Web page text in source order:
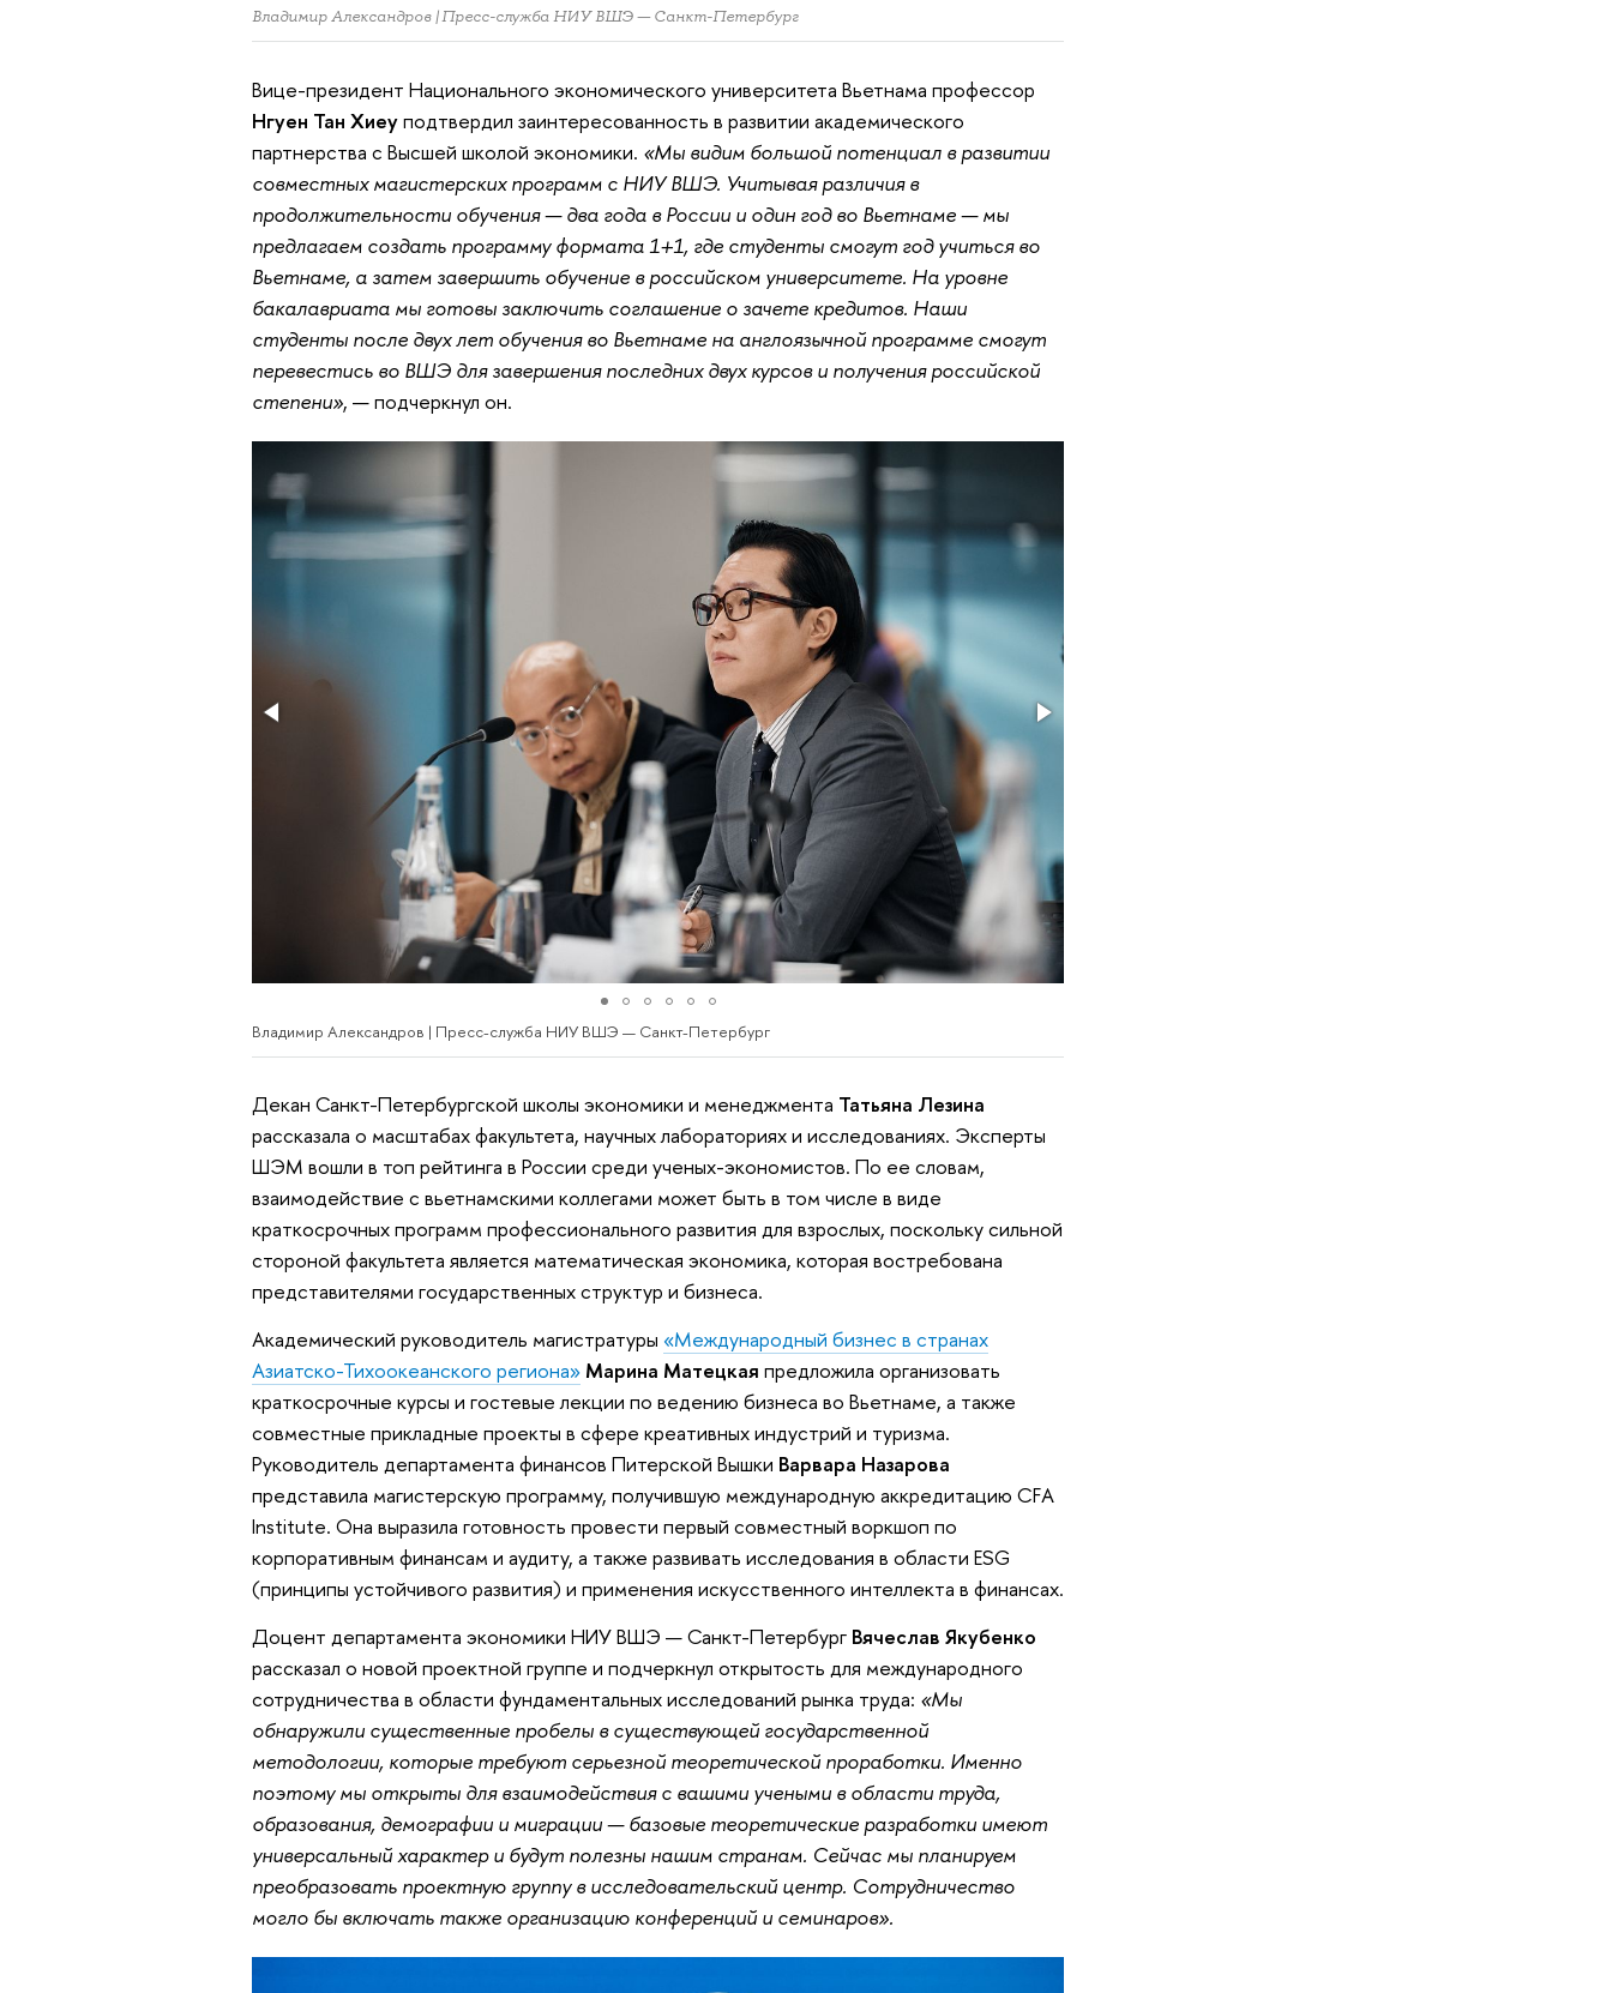
Владимир Александров | Пресс-служба НИУ ВШЭ — Санкт-Петербург
Вице-президент Национального экономического университета Вьетнама профессор
Нгуен Тан Хиеуподтвердил заинтересованность в развитии академического
партнерства с Высшей школой экономики. «Мы видим большой потенциал в развитии
совместных магистерских программ с НИУ ВШЭ. Учитывая различия в
продолжительности обучения — два года в России и один год во Вьетнаме — мы
предлагаем создать программу формата 1+1, где студенты смогут год учиться во
Вьетнаме, а затем завершить обучение в российском университете. На уровне
бакалавриата мы готовы заключить соглашение о зачете кредитов. Наши
студенты после двух лет обучения во Вьетнаме на англоязычной программе смогут
перевестись во ВШЭ для завершения последних двух курсов и получения российской
степени», — подчеркнул он.
Владимир Александров | Пресс-служба НИУ ВШЭ — Санкт-Петербург
Декан Санкт-Петербургской школы экономики и менеджмента Татьяна Лезина
рассказала о масштабах факультета, научных лабораториях и исследованиях. Эксперты
ШЭМ вошли в топ рейтинга в России среди ученых-экономистов. По ее словам,
взаимодействие с вьетнамскими коллегами может быть в том числе в виде
краткосрочных программ профессионального развития для взрослых, поскольку сильной
стороной факультета является математическая экономика, которая востребована
представителями государственных структур и бизнеса.
Академический руководитель магистратуры «Международный бизнес в странах
Азиатско-Тихоокеанского региона» Марина Матецкая предложила организовать
краткосрочные курсы и гостевые лекции по ведению бизнеса во Вьетнаме, а также
совместные прикладные проекты в сфере креативных индустрий и туризма.
Руководитель департамента финансов Питерской Вышки Варвара Назарова
представила магистерскую программу, получившую международную аккредитацию CFA
Institute. Она выразила готовность провести первый совместный воркшоп по
корпоративным финансам и аудиту, а также развивать исследования в области ESG
(принципы устойчивого развития) и применения искусственного интеллекта в финансах.
Доцент департамента экономики НИУ ВШЭ — Санкт-Петербург Вячеслав Якубенко
рассказал о новой проектной группе и подчеркнул открытость для международного
сотрудничества в области фундаментальных исследований рынка труда: «Мы
обнаружили существенные пробелы в существующей государственной
методологии, которые требуют серьезной теоретической проработки. Именно
поэтому мы открыты для взаимодействия с вашими учеными в области труда,
образования, демографии и миграции — базовые теоретические разработки имеют
универсальный характер и будут полезны нашим странам. Сейчас мы планируем
преобразовать проектную группу в исследовательский центр. Сотрудничество
могло бы включать также организацию конференций и семинаров».